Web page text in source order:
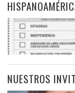
NUESTROS